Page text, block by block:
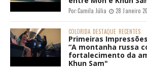
Por:Camila Júlia 28 Janeiro
COLORIDA DESTAQUE RECENTES
Primeiras
“A montanha russa
fortalecimento da
Khun Sam"